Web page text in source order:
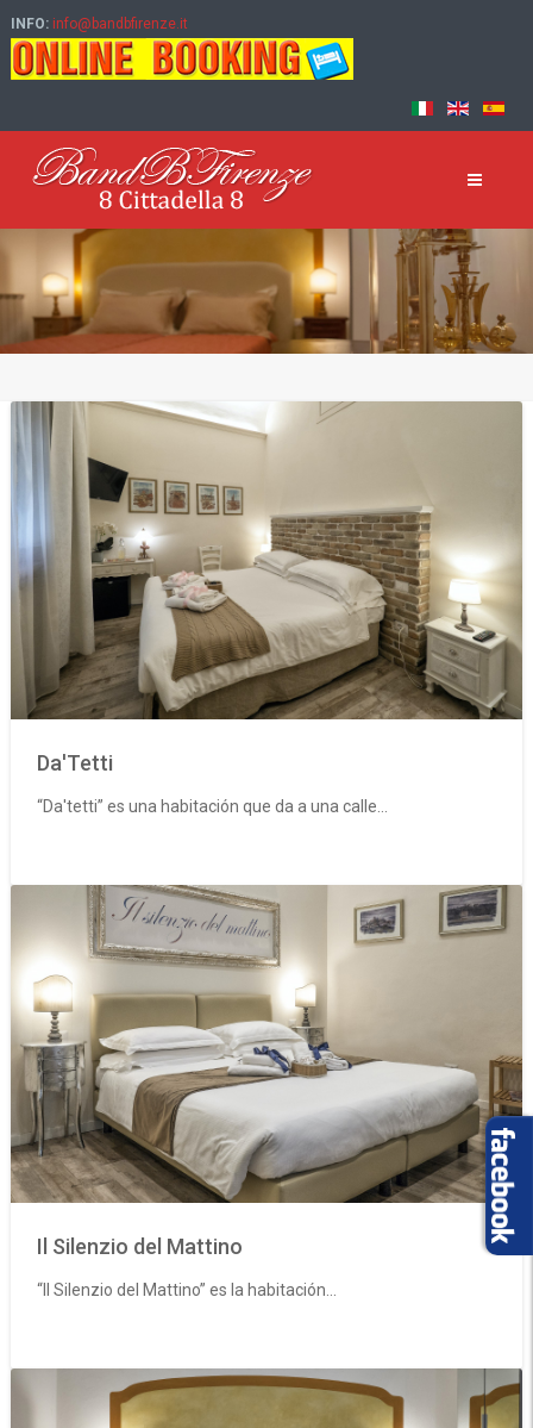
INFO: info@bandbfirenze.it
Da'Tetti
“Da'tetti” es una habitación que da a una calle...
Il Silenzio del Mattino
“Il Silenzio del Mattino” es la habitación...